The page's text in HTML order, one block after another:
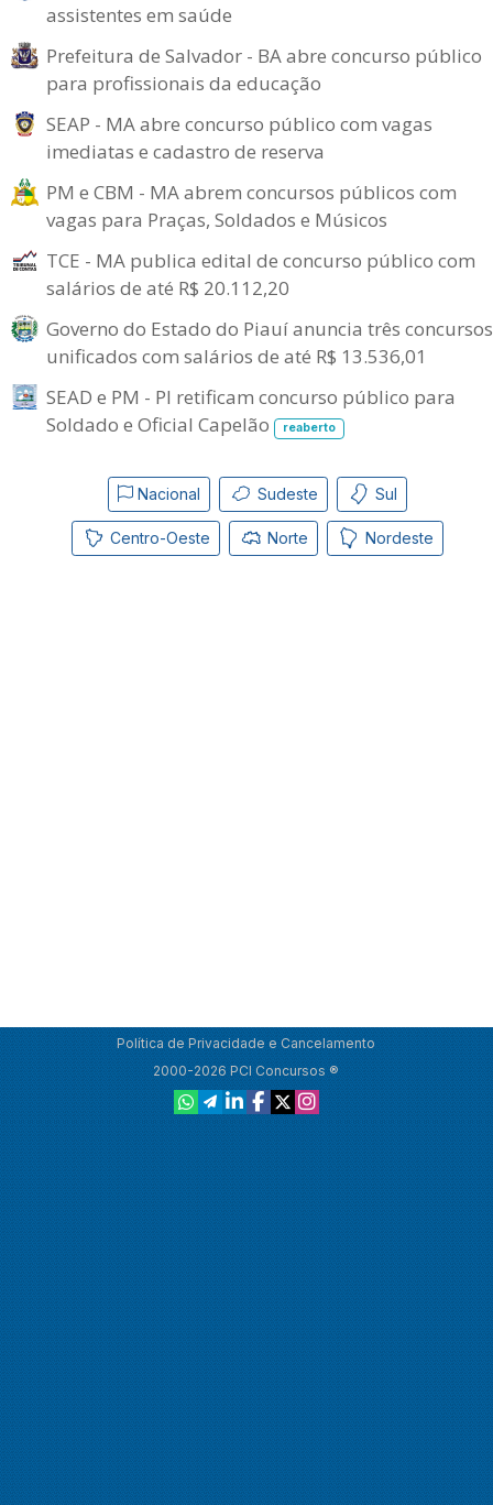
assistentes em saúde
Prefeitura de Salvador - BA abre concurso público
para profissionais da educação
SEAP - MA abre concurso público com vagas
imediatas e cadastro de reserva
PM e CBM - MA abrem concursos públicos com
vagas para Praças, Soldados e Músicos
TCE - MA publica edital de concurso público com
salários de até R$ 20.112,20
Governo do Estado do Piauí anuncia três concursos
unificados com salários de até R$ 13.536,01
SEAD e PM - PI retificam concurso público para
Soldado e Oficial Capelão
reaberto
Nacional Sudeste Sul
Centro-Oeste Norte Nordeste
Política de Privacidade e Cancelamento
2000-2026 PCI Concursos ®